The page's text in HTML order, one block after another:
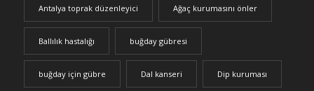
Antalya toprak düzenleyici Ağaç kurumasını önler
Ballılık hastalığı buğday gübresi
buğday için gübre Dal kanseri Dip kuruması